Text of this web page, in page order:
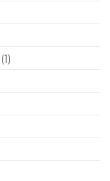
(1)